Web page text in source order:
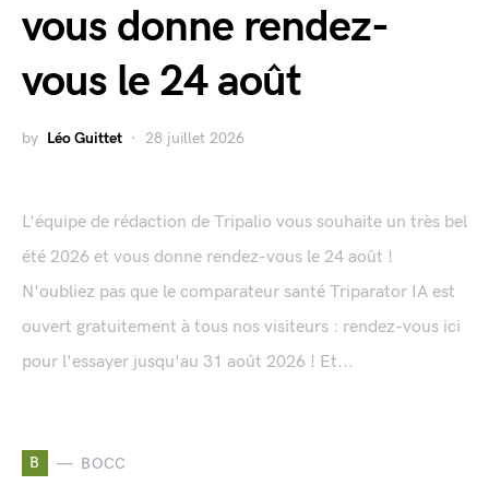
vous donne rendez-
vous le 24 août
by Léo Guittet 28 juillet 2026
L'équipe de rédaction de Tripalio vous souhaite un très bel
été 2026 et vous donne rendez-vous le 24 août !
N'oubliez pas que le comparateur santé Triparator IA est
ouvert gratuitement à tous nos visiteurs : rendez-vous ici
pour l'essayer jusqu'au 31 août 2026 ! Et...
B BOCC